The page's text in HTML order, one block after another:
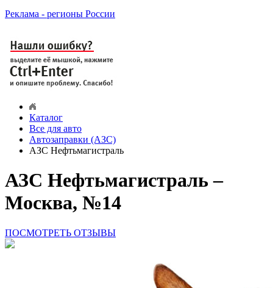
Реклама - регионы России
Каталог
Все для авто
Автозаправки (АЗС)
АЗС Нефтьмагистраль
АЗС Нефтьмагистраль –
Москва, №14
ПОСМОТРЕТЬ ОТЗЫВЫ